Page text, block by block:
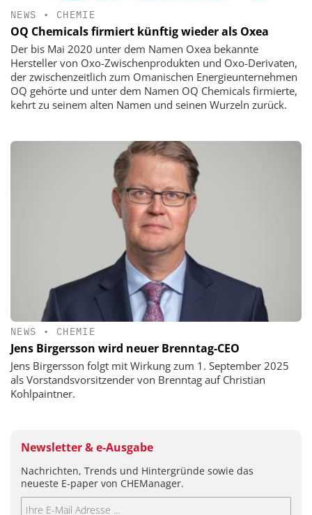
NEWS • CHEMIE
OQ Chemicals firmiert künftig wieder als Oxea
Der bis Mai 2020 unter dem Namen Oxea bekannte
Hersteller von Oxo-Zwischenprodukten und Oxo-Derivaten,
der zwischenzeitlich zum Omanischen Energieunternehmen
OQ gehörte und unter dem Namen OQ Chemicals firmierte,
kehrt zu seinem alten Namen und seinen Wurzeln zurück.
NEWS • CHEMIE
Jens Birgersson wird neuer Brenntag-CEO
Jens Birgersson folgt mit Wirkung zum 1. September 2025
als Vorstandsvorsitzender von Brenntag auf Christian
Kohlpaintner.
Newsletter & e-Ausgabe
Nachrichten, Trends und Hintergründe sowie das
neueste E-paper von CHEManager.